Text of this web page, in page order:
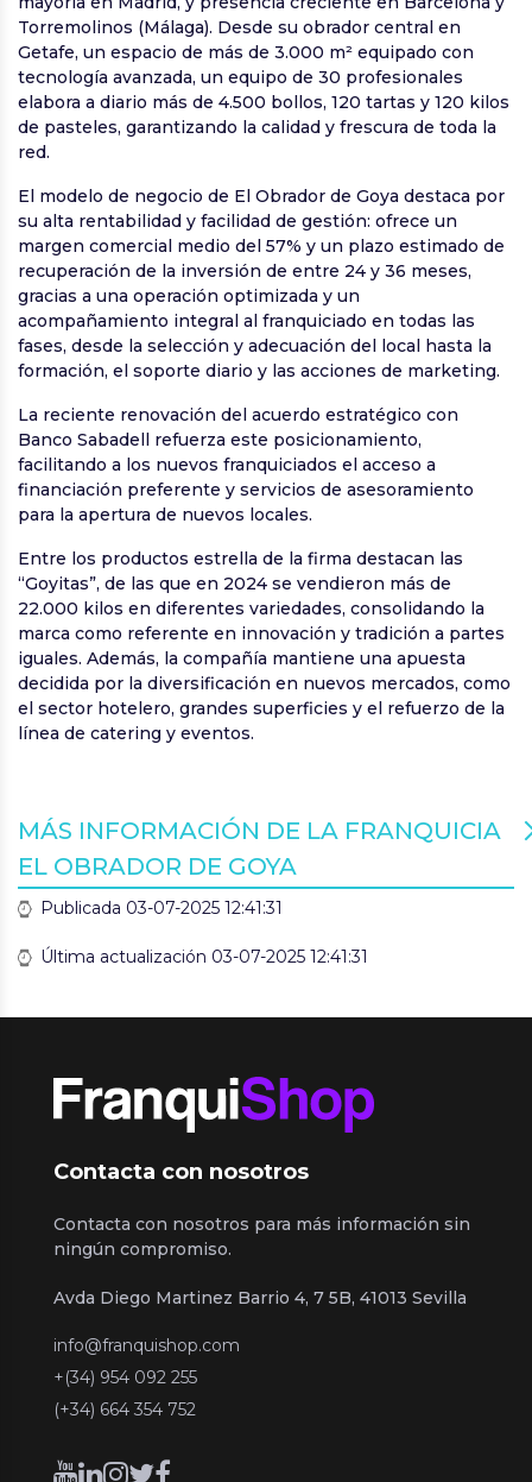
Torremolinos (Málaga). Desde su obrador central en
Getafe, un espacio de más de 3.000 m² equipado con
tecnología avanzada, un equipo de 30 profesionales
elabora a diario más de 4.500 bollos, 120 tartas y 120 kilos
de pasteles, garantizando la calidad y frescura de toda la
red.
El modelo de negocio de El Obrador de Goya destaca por
su alta rentabilidad y facilidad de gestión: ofrece un
margen comercial medio del 57% y un plazo estimado de
recuperación de la inversión de entre 24 y 36 meses,
gracias a una operación optimizada y un
acompañamiento integral al franquiciado en todas las
fases, desde la selección y adecuación del local hasta la
formación, el soporte diario y las acciones de marketing.
La reciente renovación del acuerdo estratégico con
Banco Sabadell refuerza este posicionamiento,
facilitando a los nuevos franquiciados el acceso a
financiación preferente y servicios de asesoramiento
para la apertura de nuevos locales.
Entre los productos estrella de la firma destacan las
“Goyitas”, de las que en 2024 se vendieron más de
22.000 kilos en diferentes variedades, consolidando la
marca como referente en innovación y tradición a partes
iguales. Además, la compañía mantiene una apuesta
decidida por la diversificación en nuevos mercados, como
el sector hotelero, grandes superficies y el refuerzo de la
línea de catering y eventos.
MÁS INFORMACIÓN DE LA FRANQUICIA
EL OBRADOR DE GOYA
Publicada 03-07-2025 12:41:31
Última actualización 03-07-2025 12:41:31
Contacta con nosotros
Contacta con nosotros para más información sin
ningún compromiso.
Avda Diego Martinez Barrio 4, 7 5B, 41013 Sevilla
info@franquishop.com
+(34) 954 092 255
(+34) 664 354 752